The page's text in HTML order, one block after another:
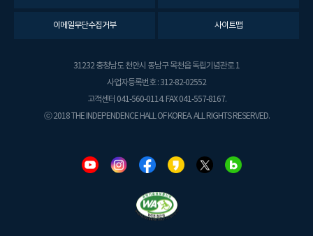
이메일무단수집거부 사이트맵
31232 충청남도 천안시 동남구 목천읍 독립기념관로 1
사업자등록번호 : 312-82-02552
고객센터 041-560-0114. FAX 041-557-8167.
ⓒ 2018 THE INDEPENDENCE HALL OF KOREA. ALL RIGHTS RESERVED.